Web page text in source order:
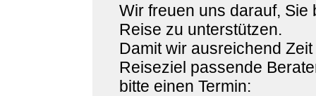
Wir freuen uns darauf,
Reise zu unterstützen.
Damit wir ausreichend
Reiseziel passende
bitte einen Termin: